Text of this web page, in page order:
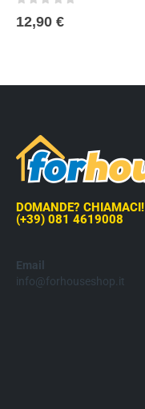
12,90 €
DOMANDE? CHIAMACI!
(+39) 081 4619008
Email
info@forhouseshop.it